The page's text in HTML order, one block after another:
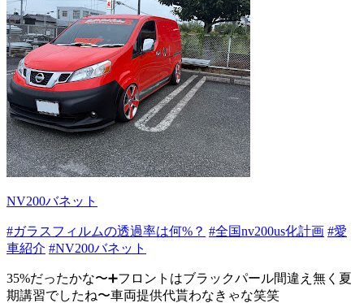
NV200バネット
#ガラスフィルムの透過率は何%？ #全国nv200us化計画 #愛
車紹介 #NV200バネット
35%だったかな〜➕フロントはブラックパール間違え無く夏
期講習でしたね〜車両提供代貰わなきゃな笑笑